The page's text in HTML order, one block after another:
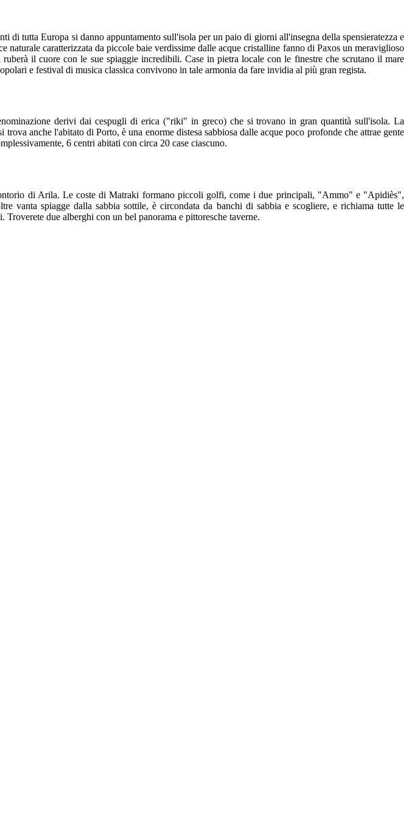
tutta Europa si danno appuntamento sull'isola per un paio di giorni all'insegna della spensieratezza e
caratterizzata da piccole baie verdissime dalle acque cristalline fanno di Paxos un meraviglioso
il cuore con le sue spiaggie incredibili. Case in pietra locale con le finestre che scrutano il mare
e festival di musica classica convivono in tale armonia da fare invidia al più gran regista.
derivi dai cespugli di erica ("riki" in greco) che si trovano in gran quantità sull'isola. La
anche l'abitato di Porto, è una enorme distesa sabbiosa dalle acque poco profonde che attrae gente
6 centri abitati con circa 20 case ciascuno.
di Arila. Le coste di Matraki formano piccoli golfi, come i due principali, "Ammo" e "Apidiès",
spiagge dalla sabbia sottile, è circondata da banchi di sabbia e scogliere, e richiama tutte le
due alberghi con un bel panorama e pittoresche taverne.